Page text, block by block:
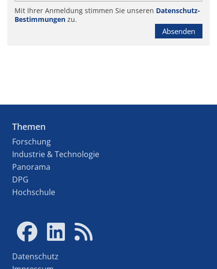
Mit Ihrer Anmeldung stimmen Sie unseren Datenschutz-
Bestimmungen zu.
Absenden
Themen
Forschung
Industrie & Technologie
Panorama
DPG
Hochschule
Datenschutz